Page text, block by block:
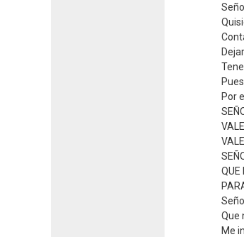
Por
QUE
Que
Me